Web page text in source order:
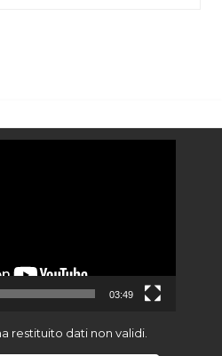
03:49
restituito dati non validi.